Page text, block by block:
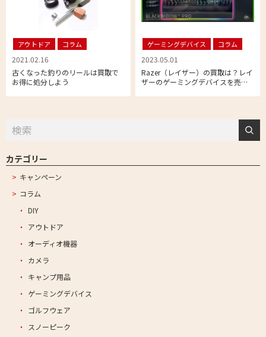
アウトドア コラム
2021.02.16
古くなった釣りのリールは買取で
お得に処分しよう
ゲーミングデバイス コラム
2023.05.01
Razer（レイザー）の買取は？レイ
ザーのゲーミングデバイスを売る
カテゴリー
キャンペーン
コラム
DIY
アウトドア
オーディオ機器
カメラ
キャンプ用品
ゲーミングデバイス
ゴルフウェア
スノーピーク